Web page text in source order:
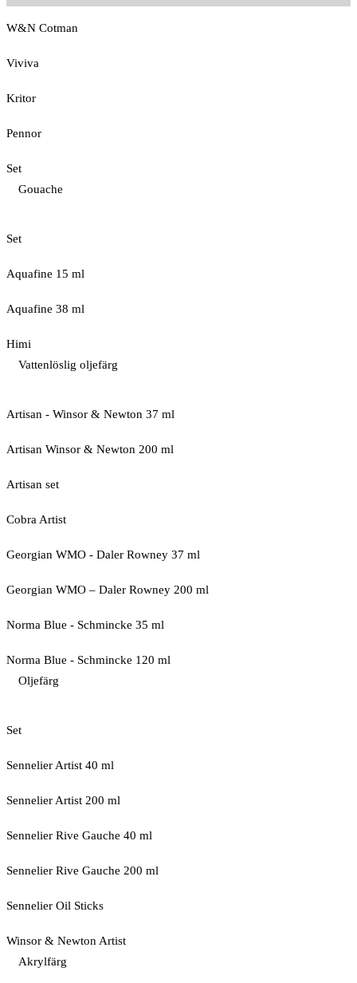
W&N Cotman
Viviva
Kritor
Pennor
Set
Gouache
Set
Aquafine 15 ml
Aquafine 38 ml
Himi
Vattenlöslig oljefärg
Artisan - Winsor & Newton 37 ml
Artisan Winsor & Newton 200 ml
Artisan set
Cobra Artist
Georgian WMO - Daler Rowney 37 ml
Georgian WMO – Daler Rowney 200 ml
Norma Blue - Schmincke 35 ml
Norma Blue - Schmincke 120 ml
Oljefärg
Set
Sennelier Artist 40 ml
Sennelier Artist 200 ml
Sennelier Rive Gauche 40 ml
Sennelier Rive Gauche 200 ml
Sennelier Oil Sticks
Winsor & Newton Artist
Akrylfärg